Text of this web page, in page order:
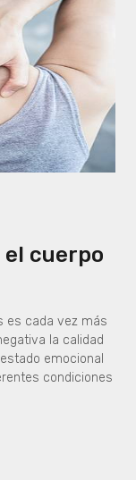
el cuerpo
es cada vez más
la calidad
emocional
condiciones